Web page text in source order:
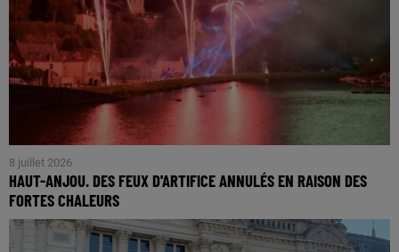
8 juillet 2026
HAUT-ANJOU. DES FEUX D'ARTIFICE ANNULÉS EN RAISON DES
FORTES CHALEURS